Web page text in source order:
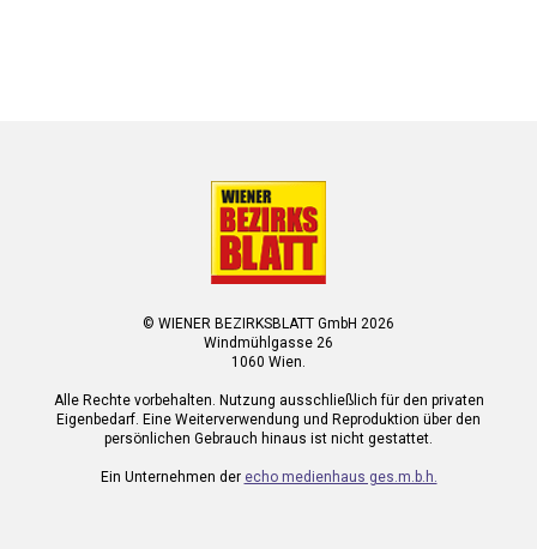
© WIENER BEZIRKSBLATT GmbH 2026
Windmühlgasse 26
1060 Wien.
Alle Rechte vorbehalten. Nutzung ausschließlich für den privaten
Eigenbedarf. Eine Weiterverwendung und Reproduktion über den
persönlichen Gebrauch hinaus ist nicht gestattet.
Ein Unternehmen der echo medienhaus ges.m.b.h.